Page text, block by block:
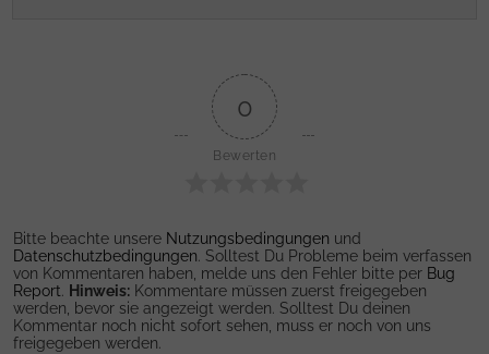
0
Bewerten
Bitte beachte unsere Nutzungsbedingungen und
Datenschutzbedingungen. Solltest Du Probleme beim verfassen
von Kommentaren haben, melde uns den Fehler bitte per Bug
Report. Hinweis: Kommentare müssen zuerst freigegeben
werden, bevor sie angezeigt werden. Solltest Du deinen
Kommentar noch nicht sofort sehen, muss er noch von uns
freigegeben werden.